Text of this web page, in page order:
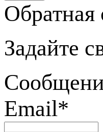
Обратная
Задайте
Email*